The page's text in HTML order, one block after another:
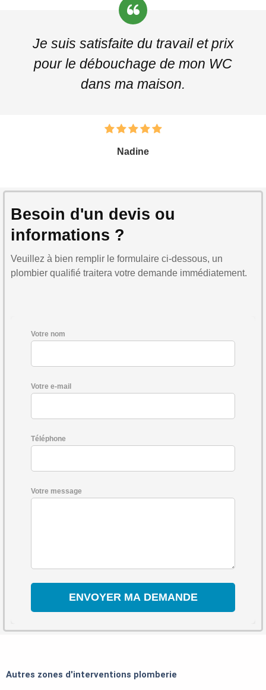
Je suis satisfaite du travail et prix
pour le débouchage de mon WC
dans ma maison.
Nadine
Besoin d'un devis ou
informations ?
Veuillez à bien remplir le formulaire ci-dessous, un
plombier qualifié traitera votre demande immédiatement.
Votre nom
Votre e-mail
Téléphone
Votre message
Autres zones d'interventions plomberie